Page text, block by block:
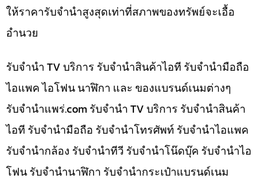
ให้ราคารับจำนำสูงสุดเท่าที่สภาพของทรัพย์จะเอื้อ
อำนวย
รับจำนำ TV บริการ รับจำนำสินค้าไอที รับจำนำมือถือ
ไอแพค ไอโฟน นาฬิกา และ ของแบรนด์เนมต่างๆ
รับจํานําแพร่.com รับจำนำ TV บริการ รับจำนำสินค้า
ไอที รับจำนำมือถือ รับจำนำโทรศัพท์ รับจำนำไอแพค
รับจำนำกล้อง รับจำนำทีวี รับจำนำโน๊ดบุ๊ค รับจำนำไอ
โฟน รับจำนำนาฬิกา รับจำนำกระเป๋าแบรนด์เนม